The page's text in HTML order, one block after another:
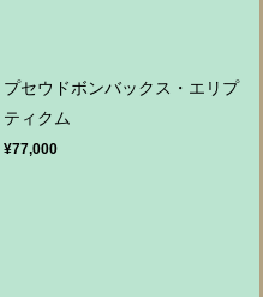
プセウドボンバックス・エリプ
ティクム
¥77,000